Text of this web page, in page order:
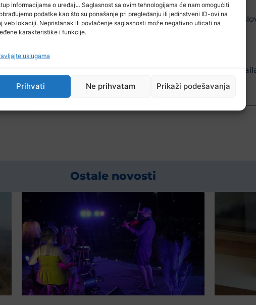
informacijama o uređaju. Saglasnost sa ovim tehnologijama će nam omogućiti
podatke kao što su ponašanje pri pregledanju ili jedinstveni ID-ovi na
veb lokaciji. Nepristanak ili povlačenje saglasnosti može negativno uticati na
karakteristike i funkcije.
uslugama
Prihvati Ne prihvatam Prikaži podešavanja
se svim osiguranim licima da izbjegavaju dolaske u
gužve – istakli su iz ZZO TK.
osiguranja građani mogu da dobiju putem
Ostale novosti